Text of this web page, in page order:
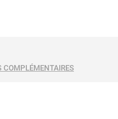
COMPLÉMENTAIRES